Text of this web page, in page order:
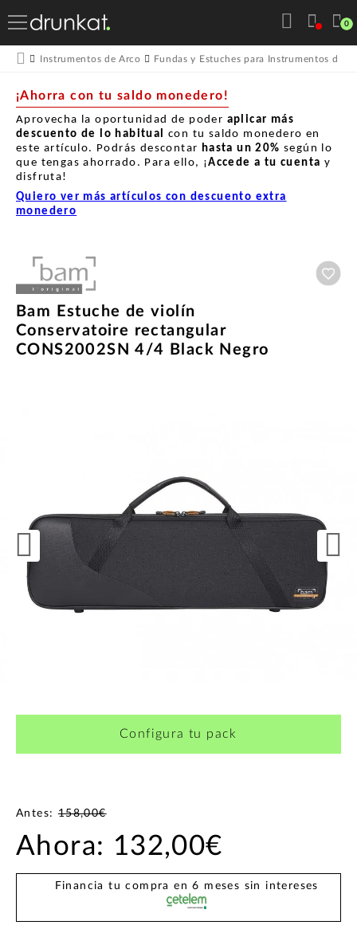
0
Instrumentos de Arco Fundas y Estuches para Instrumentos de
¡Ahorra con tu saldo monedero!
Aprovecha la oportunidad de poder aplicar más
descuento de lo habitual con tu saldo monedero en
este artículo. Podrás descontar hasta un 20% según lo
que tengas ahorrado. Para ello, ¡Accede a tu cuenta y
disfruta!
Quiero ver más artículos con descuento extra
monedero
Bam Estuche de violín
Conservatoire rectangular
CONS2002SN 4/4 Black Negro
Configura tu pack
Antes:158,00€
Ahora: 132,00€
Financia tu compra en 6 meses sin intereses